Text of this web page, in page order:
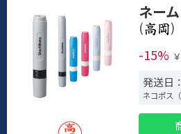
ネー
(
)
-15% ￥
発送日
ネコポス